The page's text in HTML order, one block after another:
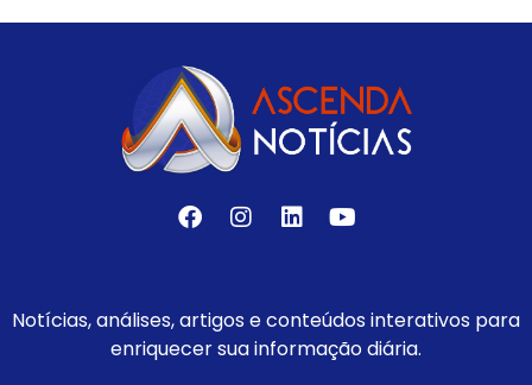
Notícias, análises, artigos e conteúdos interativos para
enriquecer sua informação diária.